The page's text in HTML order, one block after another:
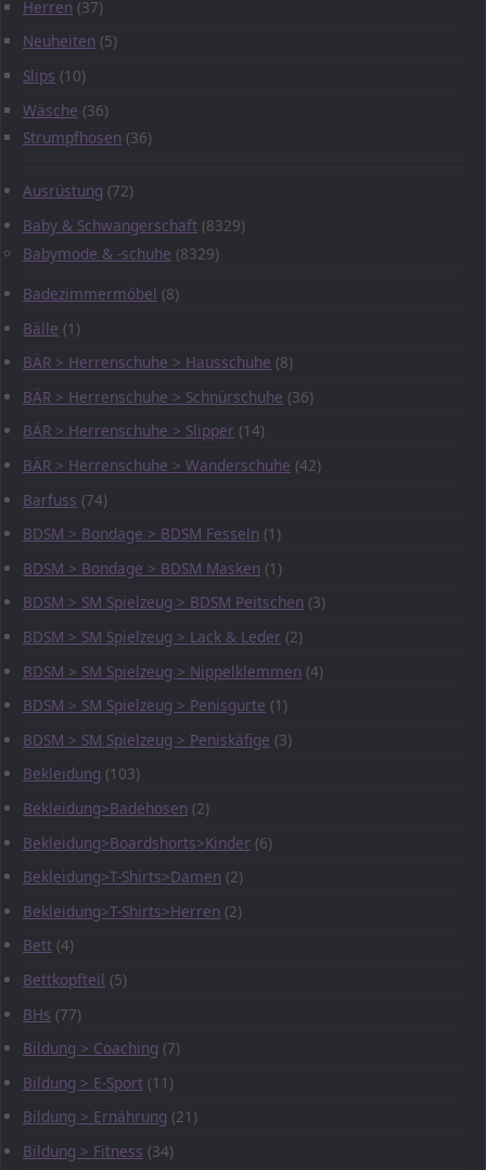
Herren (37)
Neuheiten (5)
Slips (10)
Wäsche (36)
Strumpfhosen (36)
Ausrüstung (72)
Baby & Schwangerschaft (8329)
Babymode & -schuhe (8329)
Badezimmermöbel (8)
Bälle (1)
BÄR > Herrenschuhe > Hausschuhe (8)
BÄR > Herrenschuhe > Schnürschuhe (36)
BÄR > Herrenschuhe > Slipper (14)
BÄR > Herrenschuhe > Wanderschuhe (42)
Barfuss (74)
BDSM > Bondage > BDSM Fesseln (1)
BDSM > Bondage > BDSM Masken (1)
BDSM > SM Spielzeug > BDSM Peitschen (3)
BDSM > SM Spielzeug > Lack & Leder (2)
BDSM > SM Spielzeug > Nippelklemmen (4)
BDSM > SM Spielzeug > Penisgurte (1)
BDSM > SM Spielzeug > Peniskäfige (3)
Bekleidung (103)
Bekleidung>Badehosen (2)
Bekleidung>Boardshorts>Kinder (6)
Bekleidung>T-Shirts>Damen (2)
Bekleidung>T-Shirts>Herren (2)
Bett (4)
Bettkopfteil (5)
BHs (77)
Bildung > Coaching (7)
Bildung > E-Sport (11)
Bildung > Ernährung (21)
Bildung > Fitness (34)